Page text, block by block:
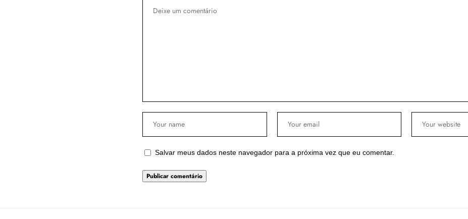
Salvar meus dados neste navegador para a próxima vez que eu comentar.